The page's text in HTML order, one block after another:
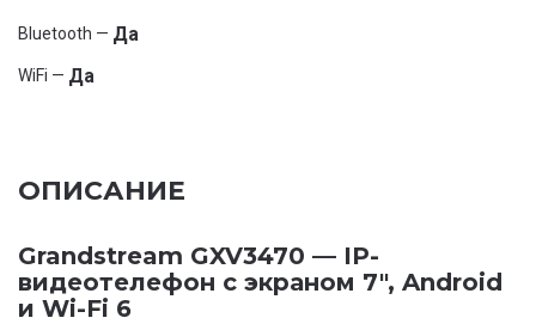
Bluetooth — Да
WiFi — Да
ОПИСАНИЕ
Grandstream GXV3470 — IP-
видеотелефон с экраном 7", Android
и Wi-Fi 6